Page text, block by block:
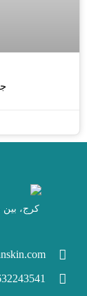
کرج، بین